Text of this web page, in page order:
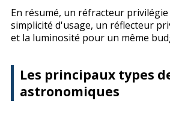
En résumé, un réfracteur
simplicité d'usage, un réflecteur
et la luminosité pour un même
Les principaux types
astronomiques